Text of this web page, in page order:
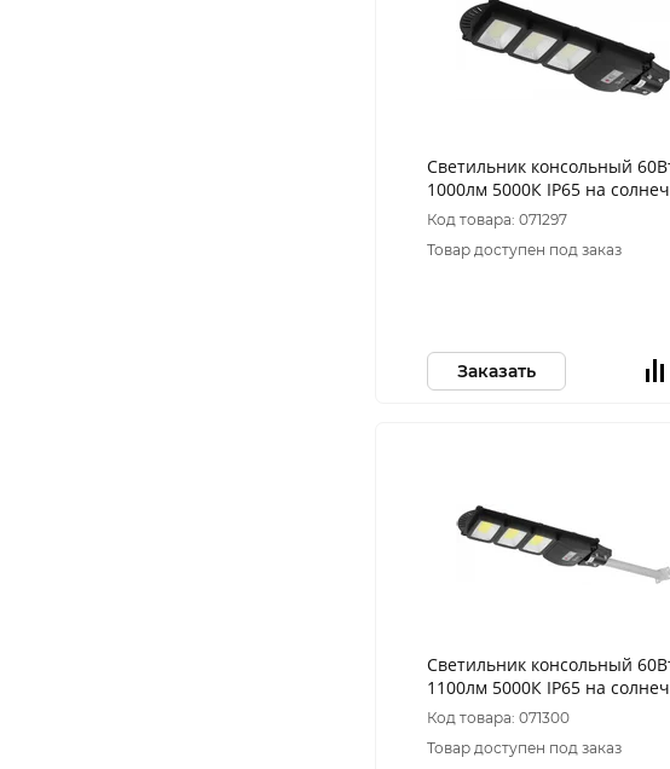
Светильник консольный
1000лм 5000К IP65 на
батарее SMD с датчиком
движения ПДУ ЭРА
Код товара: 071297
Товар доступен под заказ
Заказать
Светильник консольный
1100лм 5000К IP65 на
батарее COB с
кронштейном,датчиком ПДУ
Код товара: 071300
Товар доступен под заказ